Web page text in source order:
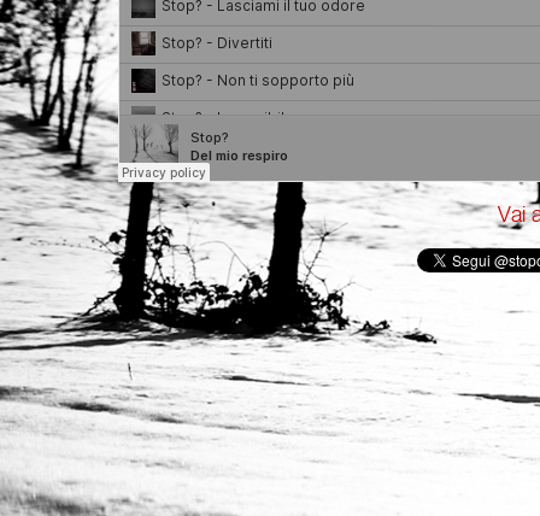
Vai